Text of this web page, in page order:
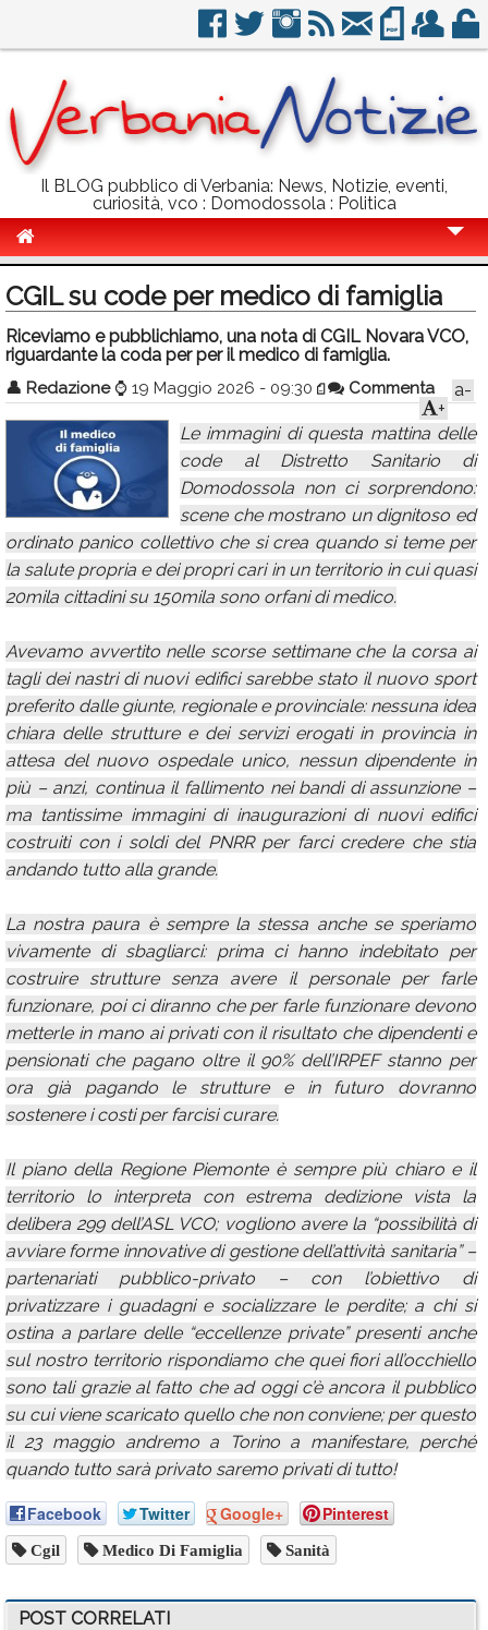
Il BLOG pubblico di Verbania: News, Notizie, eventi,
curiosità, vco : Domodossola : Politica
Politica
Sport
Eventi
Info Utili
Rubriche
Calendario
Annunci
CGIL su code per medico di famiglia
Riceviamo e pubblichiamo, una nota di CGIL Novara VCO,
riguardante la coda per per il medico di famiglia.
👤 Redazione ⌚ 19 Maggio 2026 - 09:30 Commenta
a-
+
Le immagini di questa mattina delle
code al Distretto Sanitario di
Domodossola non ci sorprendono:
scene che mostrano un dignitoso ed
ordinato panico collettivo che si crea quando si teme per
la salute propria e dei propri cari in un territorio in cui quasi
20mila cittadini su 150mila sono orfani di medico.
Avevamo avvertito nelle scorse settimane che la corsa ai
tagli dei nastri di nuovi edifici sarebbe stato il nuovo sport
preferito dalle giunte, regionale e provinciale: nessuna idea
chiara delle strutture e dei servizi erogati in provincia in
attesa del nuovo ospedale unico, nessun dipendente in
più – anzi, continua il fallimento nei bandi di assunzione –
ma tantissime immagini di inaugurazioni di nuovi edifici
costruiti con i soldi del PNRR per farci credere che stia
andando tutto alla grande.
La nostra paura è sempre la stessa anche se speriamo
vivamente di sbagliarci: prima ci hanno indebitato per
costruire strutture senza avere il personale per farle
funzionare, poi ci diranno che per farle funzionare devono
metterle in mano ai privati con il risultato che dipendenti e
pensionati che pagano oltre il 90% dell’IRPEF stanno per
ora già pagando le strutture e in futuro dovranno
sostenere i costi per farcisi curare.
Il piano della Regione Piemonte è sempre più chiaro e il
territorio lo interpreta con estrema dedizione vista la
delibera 299 dell’ASL VCO; vogliono avere la “possibilità di
avviare forme innovative di gestione dell’attività sanitaria” –
partenariati pubblico-privato – con l’obiettivo di
privatizzare i guadagni e socializzare le perdite; a chi si
ostina a parlare delle “eccellenze private” presenti anche
sul nostro territorio rispondiamo che quei fiori all’occhiello
sono tali grazie al fatto che ad oggi c’è ancora il pubblico
su cui viene scaricato quello che non conviene; per questo
il 23 maggio andremo a Torino a manifestare, perché
quando tutto sarà privato saremo privati di tutto!
Facebook Twitter Google+ Pinterest
Cgil Medico Di Famiglia Sanità
POST CORRELATI